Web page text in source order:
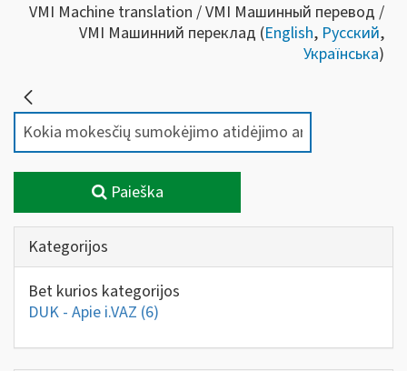
VMI Machine translation / VMI Машинный перевод /
VMI Машинний переклад (English, Русский,
Українська)
Paieška
Kategorijos
Bet kurios kategorijos
DUK - Apie i.VAZ (6)